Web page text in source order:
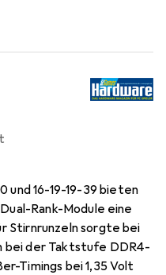
und 16-19-19-39 bieten
Rank-Module eine
Stirnrunzeln sorgte bei
bei der Taktstufe DDR4-
Timings bei 1,35 Volt